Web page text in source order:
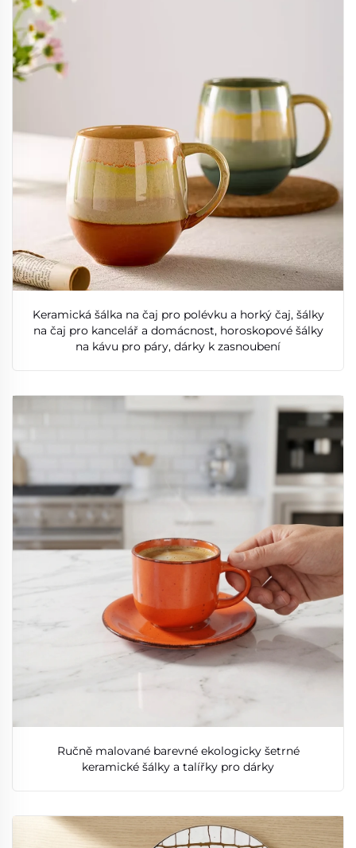
Keramická šálka na čaj pro polévku a horký čaj, šálky
na čaj pro kancelář a domácnost, horoskopové šálky
na kávu pro páry, dárky k zasnoubení
Ručně malované barevné ekologicky šetrné
keramické šálky a talířky pro dárky